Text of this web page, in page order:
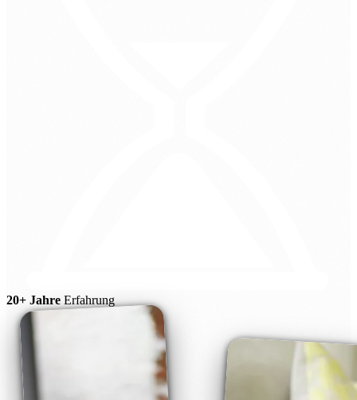
20+ Jahre Erfahrung